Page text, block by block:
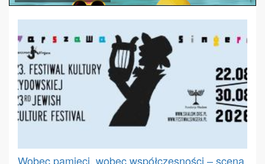
Wobec pamięci, wobec współczesności – scena